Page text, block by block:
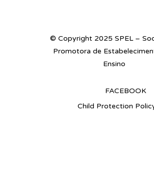
© Copyright 2025 SPEL –
Promotora de
Ensino
FACEBOOK
Child Protection